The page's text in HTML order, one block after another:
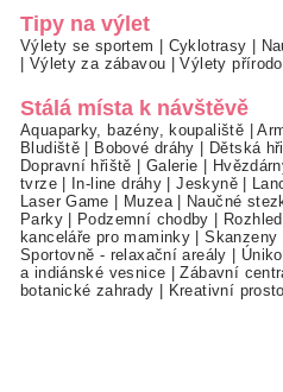
Tipy na výlet
Výlety se sportem Cyklotrasy
Výlety za zábavou |Výlety
Stálá místa k návštěvě
Aquaparky, bazény, koupaliště |
Bludiště
Bobové dráhy Dětská
Dopravní hřiště
Galerie
tvrze| In-line dráhy |Jeskyně|
Laser Game
Muzea| Naučné
Parky| Podzemní chodby
kanceláře pro maminky |Skanzeny
Sportovně - relaxační areály
a indiánské vesnice |Zábavní
botanické zahrady
Kreativní